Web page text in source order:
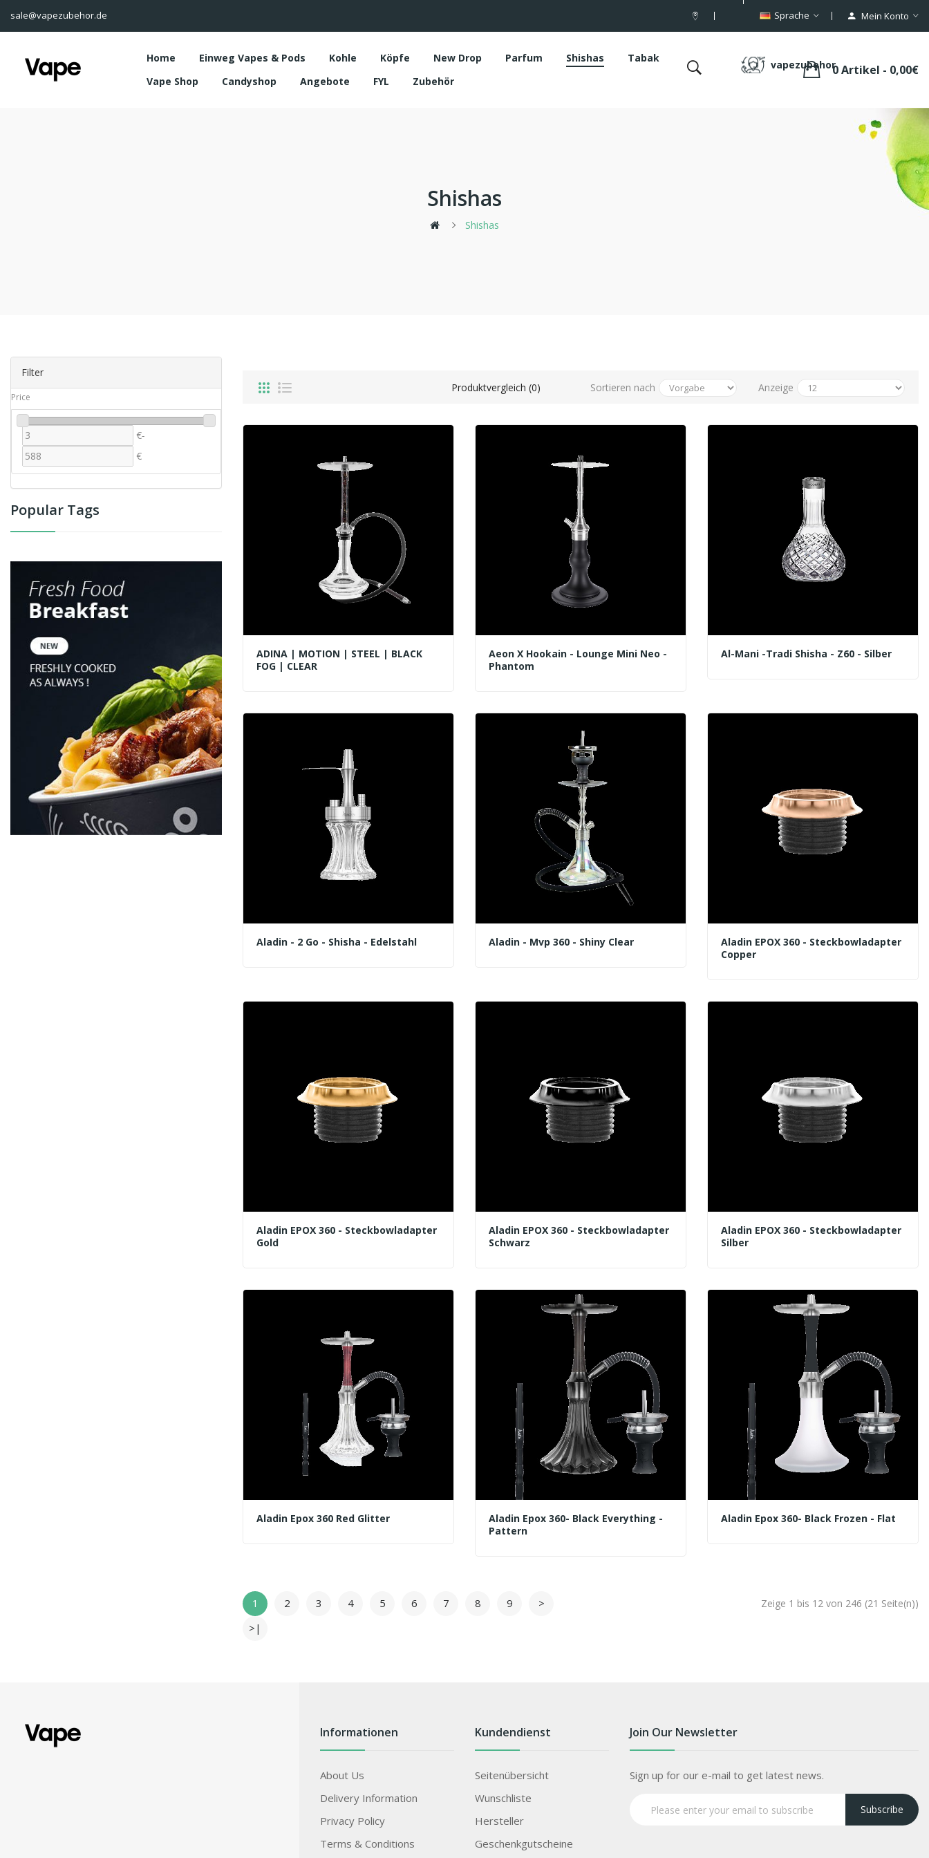
sale@vapezubehor.de Sprache Mein Konto
Home Einweg Vapes & Pods Kohle Köpfe New Drop Parfum Shishas
Tabak
Vape Shop
Candyshop Angebote FYL Zubehör
vapezubehor0 Artikel - 0,00€
Shishas
Shishas
Filter
Price
€-
€
Popular Tags
Produktvergleich (0) Sortieren nach Anzeige
ADINA | MOTION | STEEL | BLACK
FOG | CLEAR
Aeon X Hookain - Lounge Mini Neo -
Phantom
Al-Mani -Tradi Shisha - Z60 - Silber
Aladin - 2 Go - Shisha - Edelstahl Aladin - Mvp 360 - Shiny Clear
Aladin EPOX 360 - Steckbowladapter
Copper
Aladin EPOX 360 - Steckbowladapter
Gold
Aladin EPOX 360 - Steckbowladapter
Schwarz
Aladin EPOX 360 - Steckbowladapter
Silber
Aladin Epox 360 Red Glitter
Aladin Epox 360- Black Everything -
Pattern
Aladin Epox 360- Black Frozen - Flat
1 2 3 4 5 6 7 8 9
>
>|
Zeige 1 bis 12 von 246 (21 Seite(n))
Informationen
About Us
Delivery Information
Privacy Policy
Terms & Conditions
Kundendienst
Seitenübersicht
Wunschliste
Hersteller
Geschenkgutscheine
Join Our Newsletter
Sign up for our e-mail to get latest news.
Subscribe